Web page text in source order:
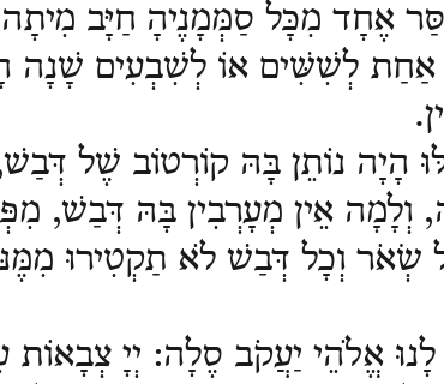
אֶחָד מִכָּל סַמְּמָנֶיהָ חַיָּב מִיתָה
לְשִׁשִּׁים אוֹ לְשִׁבְעִים שָׁנָה
הָיָה נוֹתֵן בָּהּ קוֹרְטוֹב שֶׁל
וְלָמָה אֵין מְעָרְבִין בָּהּ דְּבַשׁ,
שְׂאֹר וְכָל דְּבַשׁ לֹא תַקְטִירוּ
אֱלֹהֵי יַעֲקֹב סֶלָה: יְיָ צְבָאוֹת